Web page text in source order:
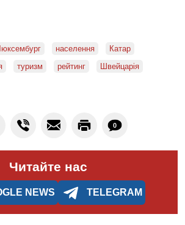
населення
Катар
туризм рейтинг
Швейцарія
0
Читайте нас
NEWS TELEGRAM